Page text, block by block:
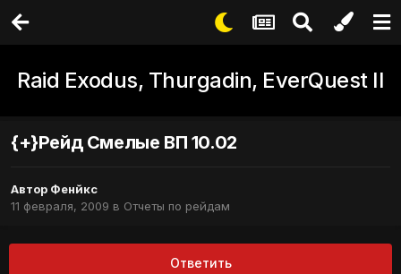
Raid Exodus, Thurgadin, EverQuest II
{+}Рейд Смелые ВП 10.02
Автор Фенйкс
11 февраля, 2009 в Отчеты по рейдам
Ответить